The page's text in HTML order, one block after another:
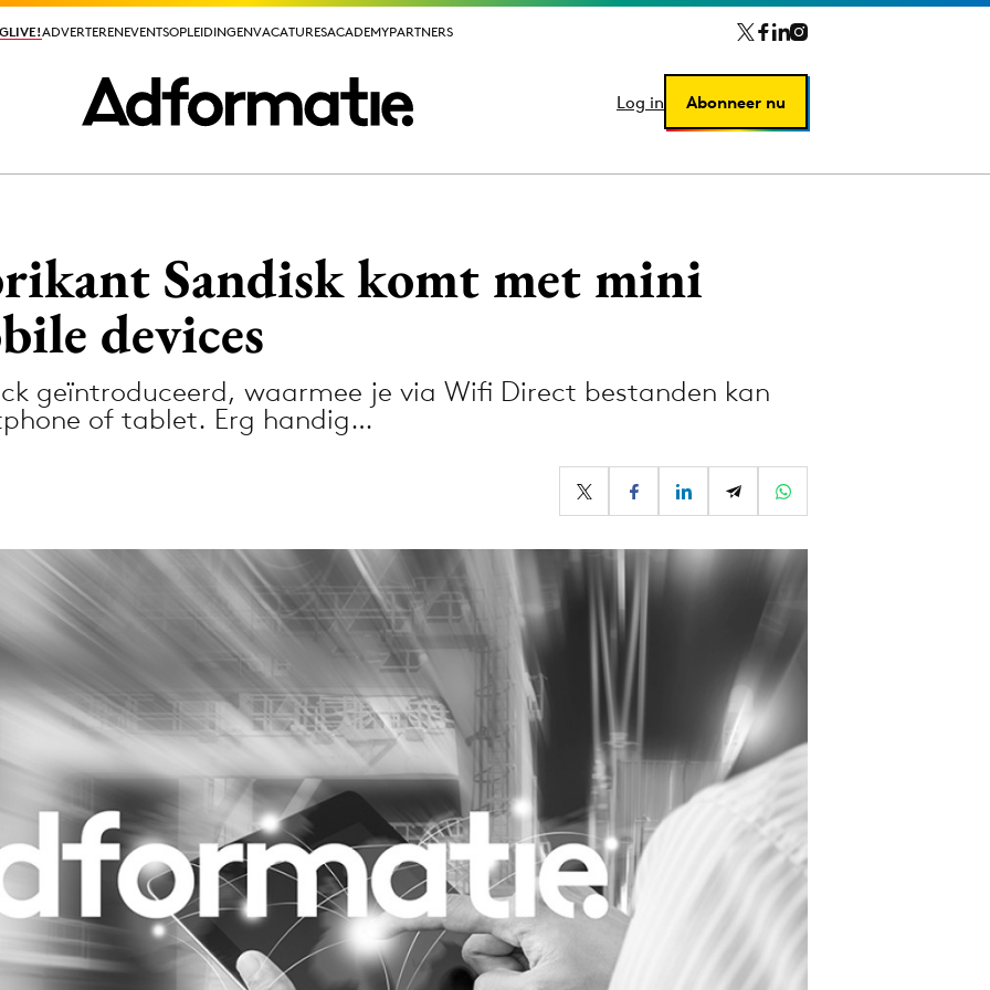
ADVERTERENEVENTSOPLEIDINGENVACATURESACADEMYPARTNERS
Log in Abonneer nu
ADVERTERENEVENTSOPLEIDINGENVACATURESACADEMYPARTNERS
Log in Abonneer nu
Media
Merkstrategie
Reputatie & crisis
Sandisk komt met mini
devices
geïntroduceerd, waarmee je via Wifi Direct bestanden kan
of tablet. Erg handig…